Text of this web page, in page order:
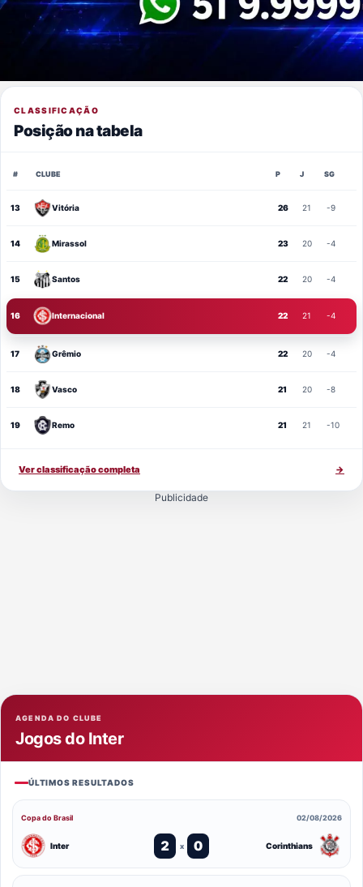
CLASSIFICAÇÃO
Posição na tabela
# CLUBE P J SG
13 Vitória 26 21 -9
14 Mirassol 23 20 -4
15 Santos 22 20 -4
16 Internacional 22 21 -4
17 Grêmio 22 20 -4
18 Vasco 21 20 -8
19 Remo 21 21 -10
Ver classificação completa →
Publicidade
AGENDA DO CLUBE
Jogos do Inter
ÚLTIMOS RESULTADOS
Copa do Brasil 02/08/2026
Inter 2 x 0 Corinthians